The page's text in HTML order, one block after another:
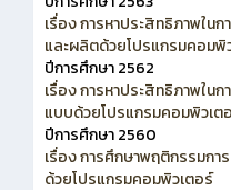
เรื่อง การหาประสิทธิภาพใน
และผลิตด้วยโปรแกรมคอมพิ
ปีการศึกษา 2562
เรื่อง การหาประสิทธิภาพใน
แบบด้วยโปรแกรมคอมพิวเต
ปีการศึกษา 2560
เรื่อง การศึกษาพฤติกรรมกา
ด้วยโปรแกรมคอมพิวเตอร์